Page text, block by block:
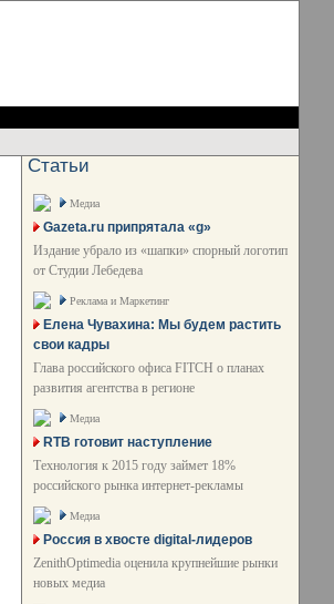
Статьи
Медиа
Gazeta.ru припрятала «g»
Издание убрало из «шапки» спорный логотип
от Студии Лебедева
Реклама и Маркетинг
Елена Чувахина: Мы будем растить
свои кадры
Глава российского офиса FITCH о планах
развития агентства в регионе
Медиа
RTB готовит наступление
Технология к 2015 году займет 18%
российского рынка интернет-рекламы
Медиа
Россия в хвосте digital-лидеров
ZenithOptimedia оценила крупнейшие рынки
новых медиа